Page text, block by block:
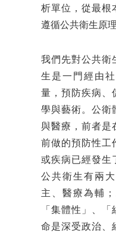
析單位，從最根
遵循公共衛生原
我們先對公共衛
生是一門經由
量，預防疾病、
學與藝術。公衛
與醫療， 前者是
前做的預防性工
或疾病已經發生
公共衛生有兩
主、醫療為輔
「集體性」、
命是深受政治、